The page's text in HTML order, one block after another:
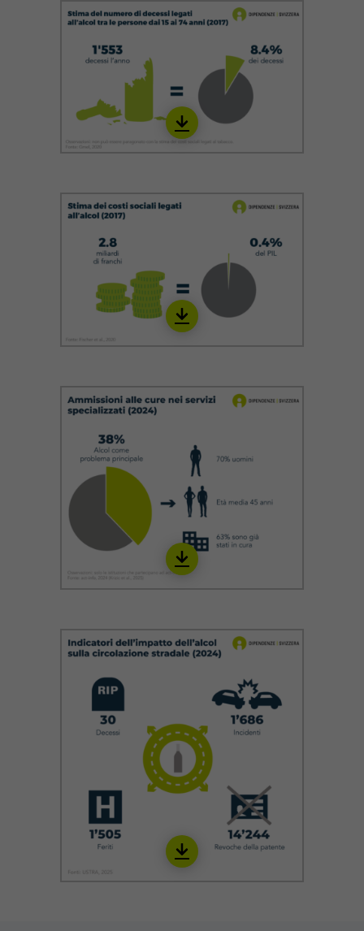
Download
IALC06_it_22
Download
ITAB08_it_22
Download
IALC08_it
Download
IALC05_it